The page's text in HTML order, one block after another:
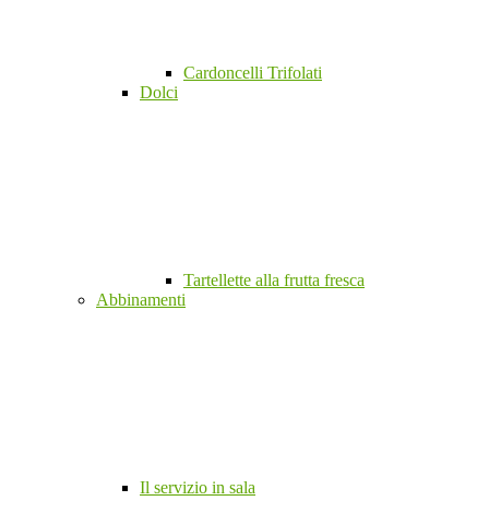
Cardoncelli Trifolati
Dolci
Tartellette alla frutta fresca
Abbinamenti
Il servizio in sala